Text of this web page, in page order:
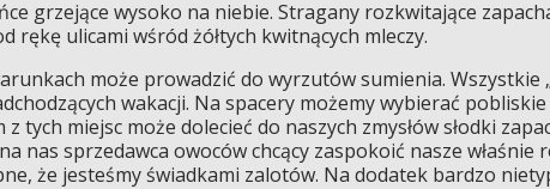
grzejące wysoko na niebie. Stragany rozkwitające
rękę ulicami wśród żółtych kwitnących mleczy.
może prowadzić do wyrzutów sumienia. Wszystkie
wakacji. Na spacery możemy wybierać
tych miejsc może dolecieć do naszych zmysłów słodki
nas sprzedawca owoców chcący zaspokoić nasze
że jesteśmy świadkami zalotów. Na dodatek bardzo